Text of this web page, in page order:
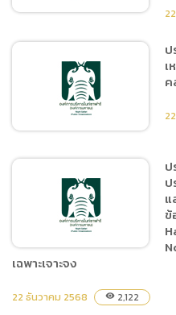
เจาะจง
ประกาศผู้ชนะการเสนอราคา
ซื้อวัสดุคอมพิวเตอร์ ของ
องค์การบริหารไนท์ซาฟารี
(องค์การมหาชน) จำนวน ๑๗
ประกาศผู้ชนะการเสนอราคา
จ้างเหมาล้างทำความสะอาด
ถังเก็บน้ำ คสล. โดยวิธีเฉพาะ
เจาะจง
ป
เ
ค
ประกาศผู้ชนะการเสนอราคา
ป
ป
แ
ข้
เฉพาะเจาะจง
22 ธันวาคม 2568 visibility 2,122